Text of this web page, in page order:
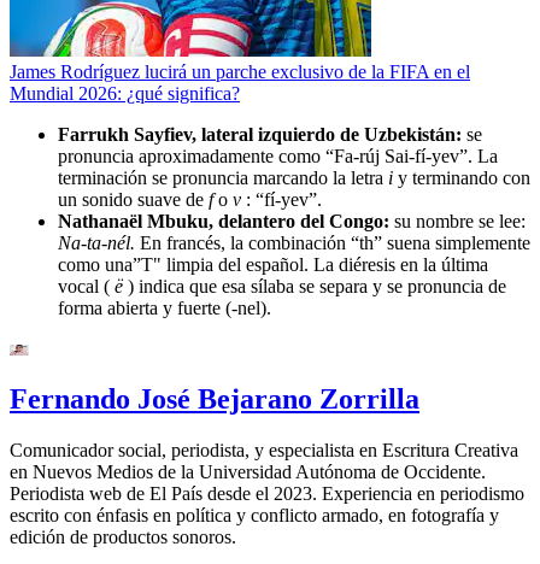
James Rodríguez lucirá un parche exclusivo de la FIFA en el
Mundial 2026: ¿qué significa?
Farrukh Sayfiev, lateral izquierdo de Uzbekistán: se
pronuncia aproximadamente como “Fa-rúj Sai-fí-yev”. La
terminación se pronuncia marcando la letra i y terminando con
un sonido suave de fo v : “fí-yev”.
Nathanaël Mbuku, delantero del Congo: su nombre se lee:
Na-ta-nél. En francés, la combinación “th” suena simplemente
como una”T" limpia del español. La diéresis en la última
vocal ( ë) indica que esa sílaba se separa y se pronuncia de
forma abierta y fuerte (-nel).
Fernando José Bejarano Zorrilla
Comunicador social, periodista, y especialista en Escritura Creativa
en Nuevos Medios de la Universidad Autónoma de Occidente.
Periodista web de El País desde el 2023. Experiencia en periodismo
escrito con énfasis en política y conflicto armado, en fotografía y
edición de productos sonoros.